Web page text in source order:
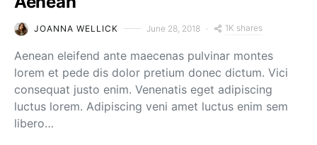
JOANNA WELLICK June 28, 2018 1K shares
Aenean eleifend ante maecenas pulvinar montes
lorem et pede dis dolor pretium donec dictum. Vici
consequat justo enim. Venenatis eget adipiscing
luctus lorem. Adipiscing veni amet luctus enim sem
libero…